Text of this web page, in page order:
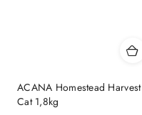
ACANA Homestead Harvest
Cat 1,8kg